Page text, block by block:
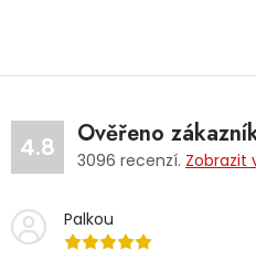
4.8 Ověřeno
3096 recenzí. Zobrazit
Palkou